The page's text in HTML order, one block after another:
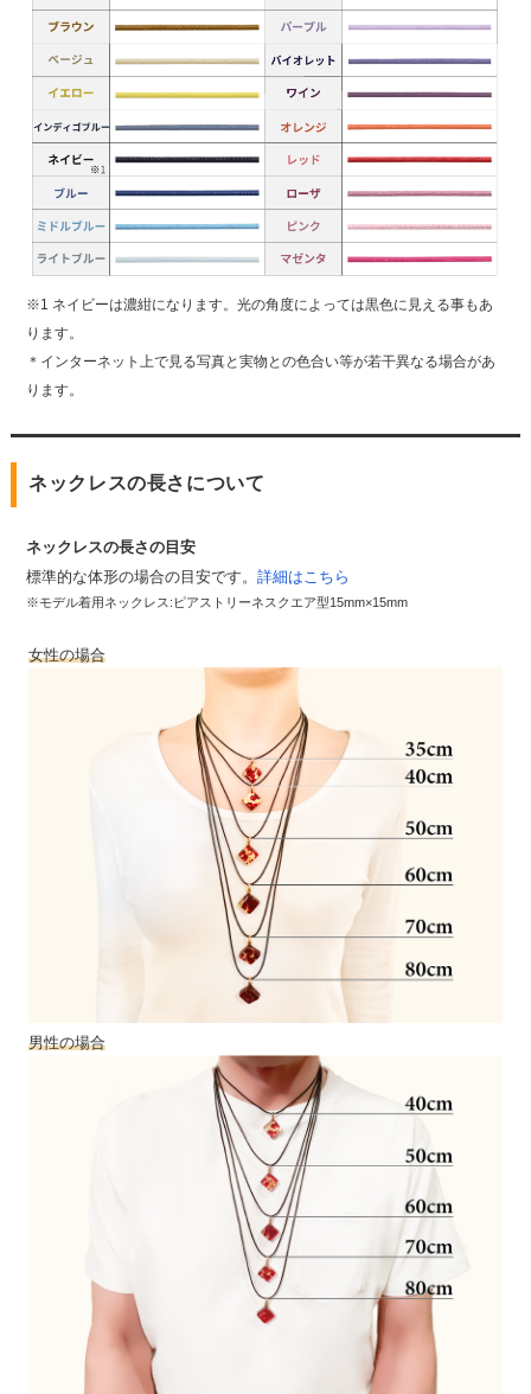
※1 ネイビーは濃紺になります。光の角度によっては黒色に見える事もあ
ります。
＊インターネット上で見る写真と実物との色合い等が若干異なる場合があ
ります。
ネックレスの長さについて
ネックレスの長さの目安
標準的な体形の場合の目安です。 詳細はこちら
※モデル着用ネックレス:ピアストリーネスクエア型15mm×15mm
女性の場合
男性の場合